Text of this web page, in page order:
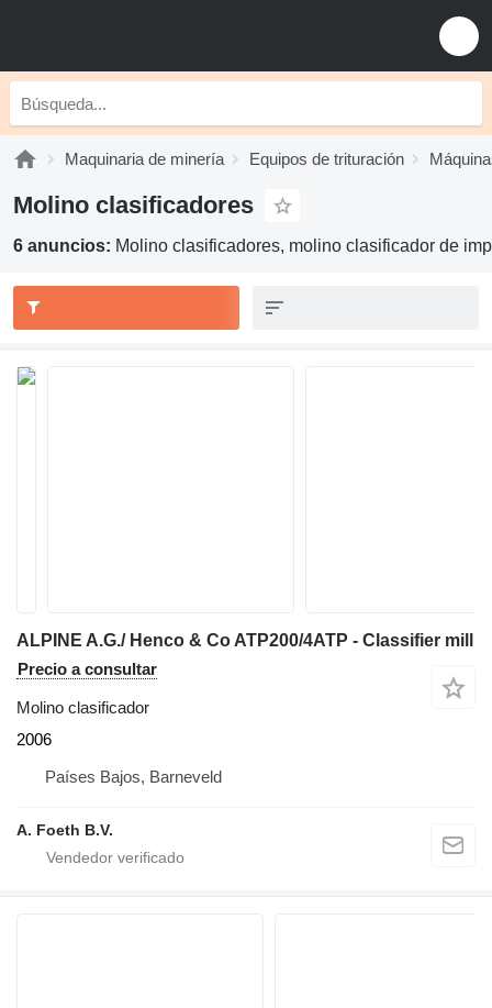
Maquinaria de minería Equipos de trituración
Molino clasificadores
6 anuncios: Molino clasificadores, molino clasificador de
ALPINE A.G./ Henco & Co ATP200/4ATP - Classifier mill
Precio a consultar
Molino clasificador
2006
Países Bajos, Barneveld
A. Foeth B.V.